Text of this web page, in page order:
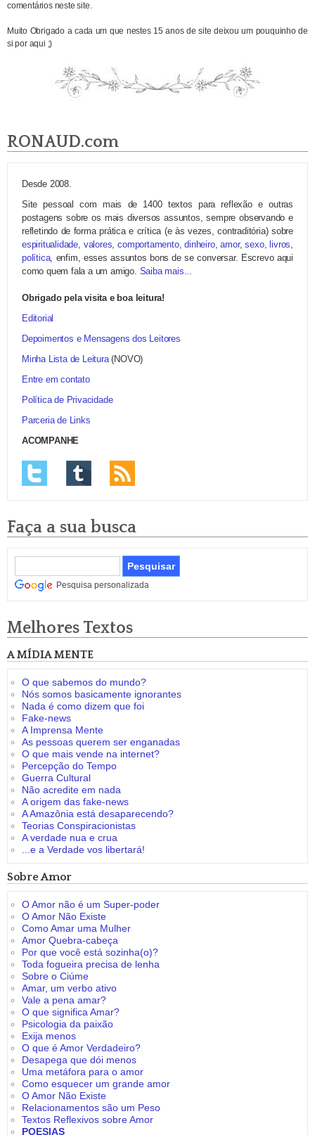
comentários neste site.
Muito Obrigado a cada um que nestes 15 anos de site deixou um pouquinho de
si por aqui ;)
RONAUD.com
Desde 2008.
Site pessoal com mais de 1400 textos para reflexão e outras
postagens sobre os mais diversos assuntos, sempre observando e
refletindo de forma prática e crítica (e às vezes, contraditória) sobre
espiritualidade, valores,comportamento,dinheiro,amor,sexo, livros,
política, enfim, esses assuntos bons de se conversar. Escrevo aqui
como quem fala a um amigo. Saiba mais...
Obrigado pela visita e boa leitura!
Editorial
Depoimentos e Mensagens dos Leitores
Minha Lista de Leitura(NOVO)
Entre em contato
Política de Privacidade
Parceria de Links
ACOMPANHE
Faça a sua busca
Pesquisa personalizada
Melhores Textos
A MÍDIA MENTE
O que sabemos do mundo?
Nós somos basicamente ignorantes
Nada é como dizem que foi
Fake-news
A Imprensa Mente
As pessoas querem ser enganadas
O que mais vende na internet?
Percepção do Tempo
Guerra Cultural
Não acredite em nada
A origem das fake-news
A Amazônia está desaparecendo?
Teorias Conspiracionistas
A verdade nua e crua
...e a Verdade vos libertará!
Sobre Amor
O Amor não é um Super-poder
O Amor Não Existe
Como Amar uma Mulher
Amor Quebra-cabeça
Por que você está sozinha(o)?
Toda fogueira precisa de lenha
Sobre o Ciúme
Amar, um verbo ativo
Vale a pena amar?
O que significa Amar?
Psicologia da paixão
Exija menos
O que é Amor Verdadeiro?
Desapega que dói menos
Uma metáfora para o amor
Como esquecer um grande amor
O Amor Não Existe
Relacionamentos são um Peso
Textos Reflexivos sobre Amor
POESIAS